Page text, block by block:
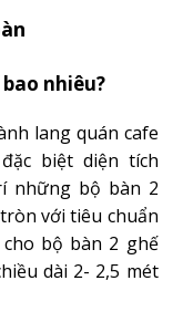
nhiêu?
lang quán cafe
biệt diện tích
những bộ bàn 2
với tiêu chuẩn
bộ bàn 2 ghế
dài 2- 2,5 mét